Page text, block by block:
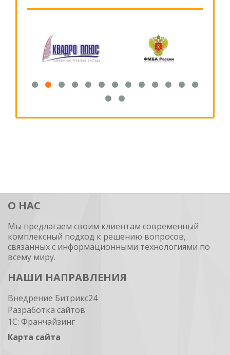
О НАС
Мы предлагаем своим клиентам современный
комплексный подход к решению вопросов,
связанных с информационными технологиями по
всему миру.
НАШИ НАПРАВЛЕНИЯ
Внедрение Битрикс24
Разработка сайтов
1С: Франчайзинг
Карта сайта